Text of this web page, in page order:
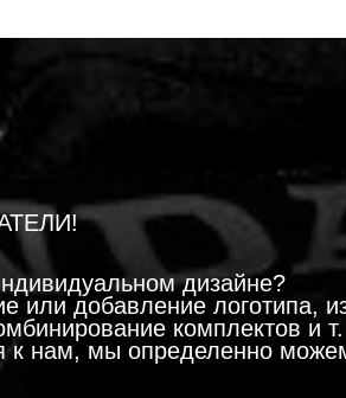
дизайне?
или добавление логотипа,
комплектов и
к нам, мы определенно